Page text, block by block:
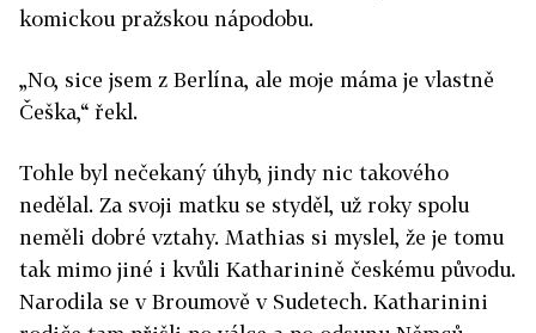
komickou pražskou nápodobu.
„No, sice jsem z Berlína, ale moje máma je vlastně
Češka,“ řekl.
Tohle byl nečekaný úhyb, jindy nic takového
nedělal. Za svoji matku se styděl, už roky spolu
neměli dobré vztahy. Mathias si myslel, že je tomu
tak mimo jiné i kvůli Katharinině českému původu.
Narodila se v Broumově v Sudetech. Katharinini